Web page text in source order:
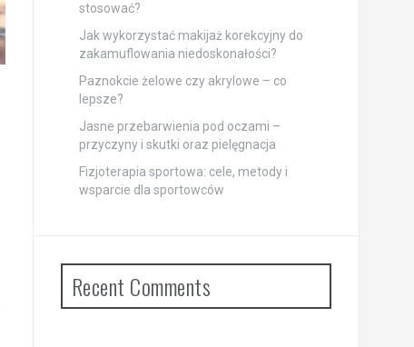
stosować?
Jak wykorzystać makijaż korekcyjny do
zakamuflowania niedoskonałości?
Paznokcie żelowe czy akrylowe – co
lepsze?
Jasne przebarwienia pod oczami –
przyczyny i skutki oraz pielęgnacja
Fizjoterapia sportowa: cele, metody i
wsparcie dla sportowców
Recent Comments